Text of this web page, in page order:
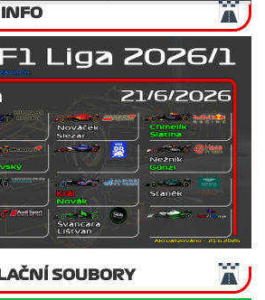
SOUBORY